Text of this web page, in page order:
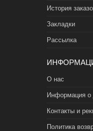
История
Закладки
Рассылка
О нас
Информация о
Контакты и
Политика